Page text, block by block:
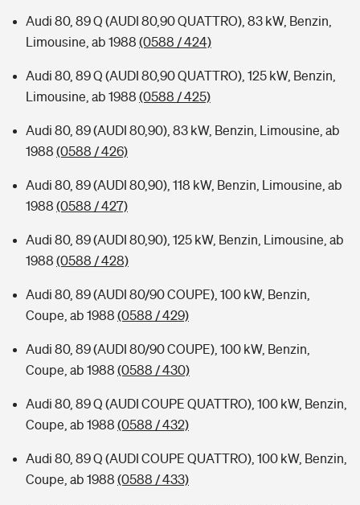
Audi 80, 89 Q (AUDI 80,90 QUATTRO), 83 kW, Benzin,
Limousine, ab 1988 (0588 / 424)
Audi 80, 89 Q (AUDI 80,90 QUATTRO), 125 kW, Benzin,
Limousine, ab 1988 (0588 / 425)
Audi 80, 89 (AUDI 80,90), 83 kW, Benzin, Limousine, ab
1988 (0588 / 426)
Audi 80, 89 (AUDI 80,90), 118 kW, Benzin, Limousine, ab
1988 (0588 / 427)
Audi 80, 89 (AUDI 80,90), 125 kW, Benzin, Limousine, ab
1988 (0588 / 428)
Audi 80, 89 (AUDI 80/90 COUPE), 100 kW, Benzin,
Coupe, ab 1988 (0588 / 429)
Audi 80, 89 (AUDI 80/90 COUPE), 100 kW, Benzin,
Coupe, ab 1988 (0588 / 430)
Audi 80, 89 Q (AUDI COUPE QUATTRO), 100 kW, Benzin,
Coupe, ab 1988 (0588 / 432)
Audi 80, 89 Q (AUDI COUPE QUATTRO), 100 kW, Benzin,
Coupe, ab 1988 (0588 / 433)